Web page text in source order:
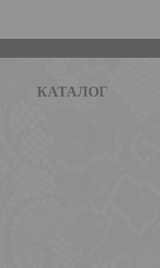
КАТАЛОГ